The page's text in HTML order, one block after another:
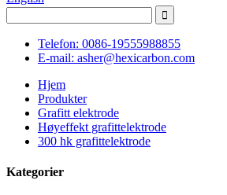
Telefon: 0086-19555988855
E-mail: asher@hexicarbon.com
Hjem
Produkter
Grafitt elektrode
Høyeffekt grafittelektrode
300 hk grafittelektrode
Kategorier